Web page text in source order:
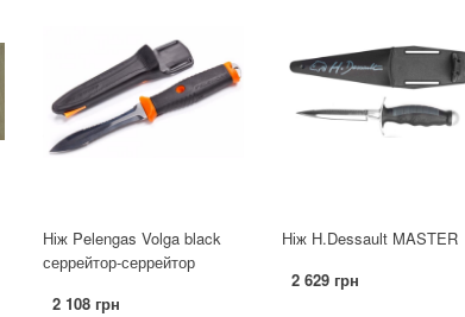
Ніж Pelengas Volga black
серрейтор-серрейтор
2 108 грн
Ніж H.Dessault MASTER
2 629 грн